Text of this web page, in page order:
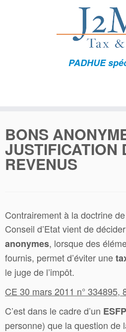
PADHUE
BONS
JUSTIFICATION
REVENUS
Contrairement à la doctrine
Conseil d’Etat vient de
anonymes, lorsque des
fournis, permet d’éviter une
le juge de l’impôt.
CE 30 mars 2011 n° 334895,
C’est dans le cadre d’un ESFP
personne) que la question de